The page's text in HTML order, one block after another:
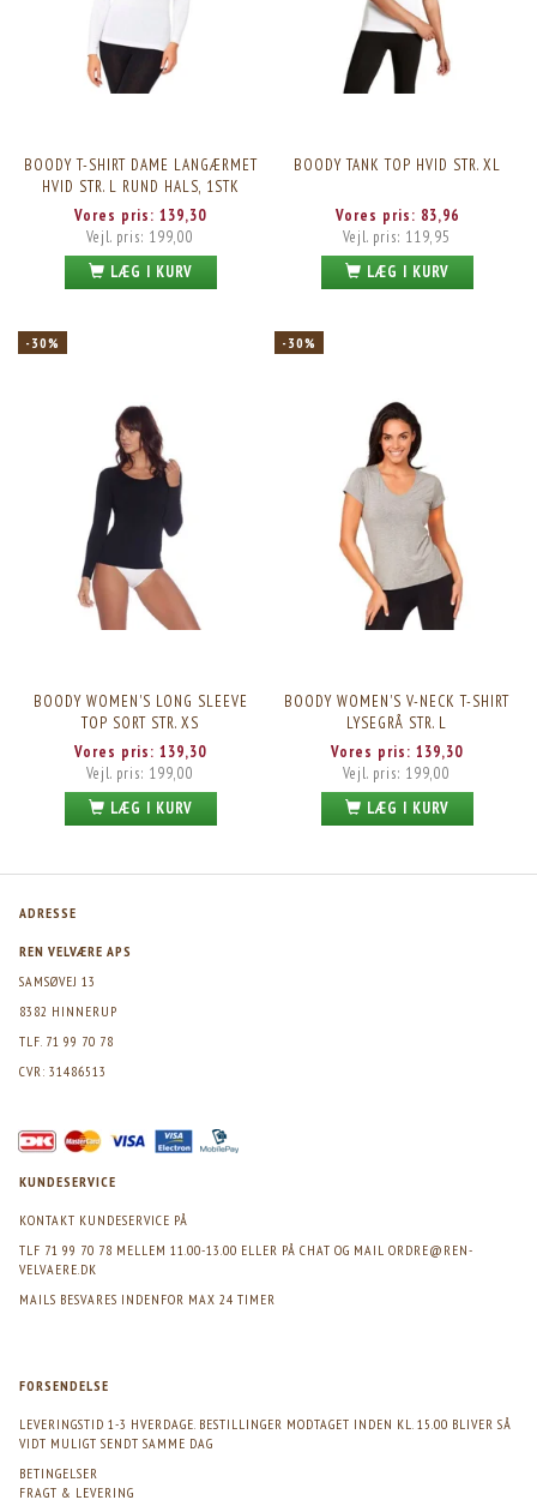
BOODY T-SHIRT DAME LANGÆRMET
HVID STR. L RUND HALS, 1STK
Vores pris: 139,30
Vejl. pris: 199,00
LÆG I KURV
BOODY TANK TOP HVID STR. XL
Vores pris: 83,96
Vejl. pris: 119,95
LÆG I KURV
-30%
BOODY WOMEN'S LONG SLEEVE
TOP SORT STR. XS
Vores pris: 139,30
Vejl. pris: 199,00
LÆG I KURV
-30%
BOODY WOMEN'S V-NECK T-SHIRT
LYSEGRÅ STR. L
Vores pris: 139,30
Vejl. pris: 199,00
LÆG I KURV
ADRESSE
REN VELVÆRE APS
SAMSØVEJ 13
8382 HINNERUP
TLF. 71 99 70 78
CVR: 31486513
KUNDESERVICE
KONTAKT KUNDESERVICE PÅ
TLF 71 99 70 78 MELLEM 11.00-13.00 ELLER PÅ CHAT OG MAIL ORDRE@REN-
VELVAERE.DK
MAILS BESVARES INDENFOR MAX 24 TIMER
FORSENDELSE
LEVERINGSTID 1-3 HVERDAGE. BESTILLINGER MODTAGET INDEN KL. 15.00 BLIVER SÅ
VIDT MULIGT SENDT SAMME DAG
BETINGELSER
FRAGT & LEVERING